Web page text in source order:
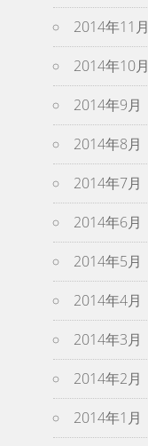
2014年11月
2014年10月
2014年9月
2014年8月
2014年7月
2014年6月
2014年5月
2014年4月
2014年3月
2014年2月
2014年1月